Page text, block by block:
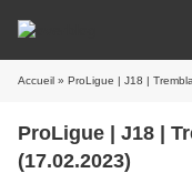
Accueil » ProLigue | J18 |
ProLigue | J18 |
(17.02.2023)